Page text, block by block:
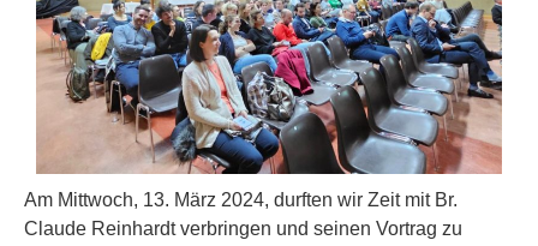
Am Mittwoch, 13. März 2024, durften wir Zeit mit Br.
Claude Reinhardt verbringen und seinen Vortrag zu